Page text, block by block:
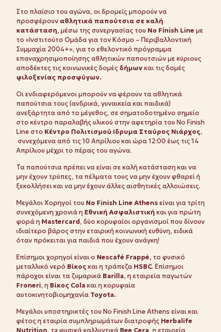
Στο πλαίσιο του αγώνα, οι δρομείς μπορούν να
προσφέρουν αθλητικά παπούτσια σε καλή
κατάσταση, μέσω της συνεργασίας του No Finish Line με
το «Ινστιτούτο Ομάδα για τον Κόσμο – Περιβαλλοντική
Συμμαχία 2004+», για το εθελοντικό πρόγραμμα
επαναχρησιμοποίησης αθλητικών παπουτσιών με κύριους
αποδέκτες τις κοινωνικές δομές δήμωνκαι τις δομές
φιλοξενίας προσφύγων.
Οι ενδιαφερόμενοι μπορούν να φέρουν τα αθλητικά
παπούτσια τους (ανδρικά, γυναικεία και παιδικά)
ανεξάρτητα από το μέγεθος, σε σηματοδοτημένο σημείο
στο κέντρο παραλαβής υλικού στην αφετηρία του No Finish
Line στο Κέντρο Πολιτισμού Ιδρυμα Σταύρος Νιάρχος,
συνεχόμενα από τις 10 Απρίλιου και ώρα 12:00 έως τις 14
Απρίλιου μέχρι το πέρας του αγώνα.
Τα παπούτσια πρέπει να είναι σε καλή κατάσταση και να
μην έχουν τρύπες, τα πέλματα τους να μην έχουν φθαρεί ή
ξεκολλήσει και να μην έχουν άλλες αισθητικές αλλοιώσεις.
Μεγάλοι Χορηγοί του No Finish Line Athensείναι για τρίτη
συνεχόμενη χρονιά η Εθνική Ασφαλιστική και για πρώτη
φορά η Mastercard, δύο κορυφαίοι οργανισμοί που δίνουν
ιδιαίτερο βάρος στην εταιρική κοινωνική ευθύνη, ειδικά
όταν πρόκειται για παιδιά που έχουν ανάγκη!
Επίσημοι χορηγοί είναι ο Nescafé Frappé, το φυσικό
μεταλλικό νερό Βίκος και η τράπεζα HSBC. Eπίσημοι
πάροχοι είναι τα ζυμαρικά Barilla, η εταιρεία παγωτών
Froneri, η Βίκος Cola και η κορυφαία
αυτοκινητοβιομηχανία Toyota.
Mεγάλοι υποστηρικτές του No Finish Line Athens είναι και
φέτος η εταιρία συμπληρωμάτων διατροφής Ηerbalife